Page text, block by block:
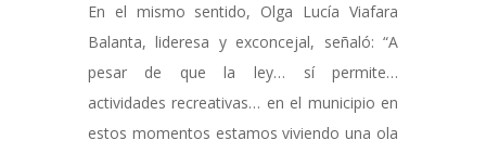
En el mismo sentido, Olga Lucía Viafara
Balanta, lideresa y exconcejal, señaló: “A
pesar de que la ley… sí permite…
actividades recreativas… en el municipio en
estos momentos estamos viviendo una ola